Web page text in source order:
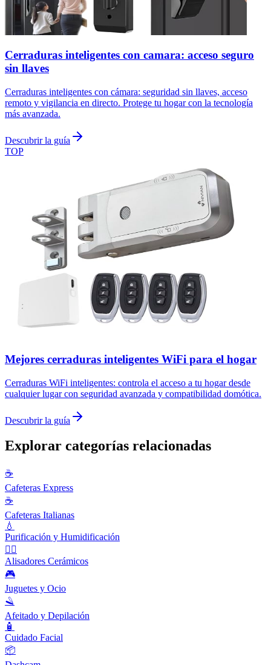
Cerraduras inteligentes con camara: acceso seguro
sin llaves
Cerraduras inteligentes con cámara: seguridad sin llaves, acceso
remoto y vigilancia en directo. Protege tu hogar con la tecnología
más avanzada.
Descubrir la guía
TOP
Mejores cerraduras inteligentes WiFi para el hogar
Cerraduras WiFi inteligentes: controla el acceso a tu hogar desde
cualquier lugar con seguridad avanzada y compatibilidad domótica.
Descubrir la guía
Explorar categorías relacionadas
☕
Cafeteras Express
☕
Cafeteras Italianas
💧
Purificación y Humidificación
💇‍♀️
Alisadores Cerámicos
🎮
Juguetes y Ocio
🪒
Afeitado y Depilación
🧴
Cuidado Facial
📦